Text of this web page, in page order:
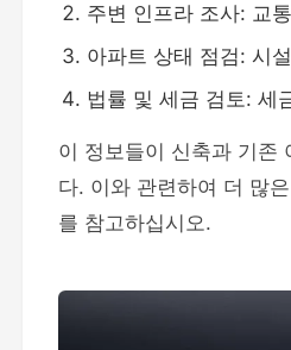
주변 인프라 조사: 교
아파트 상태 점검: 시
법률 및 세금 검토: 세
이 정보들이 신축과 기존
다. 이와 관련하여 더 많
를 참고하십시오.